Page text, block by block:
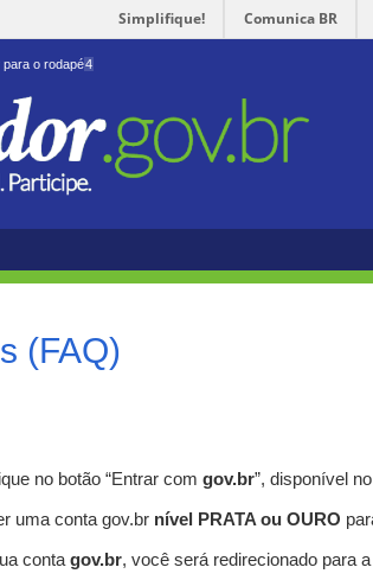
Simplifique! Comunica BR
para o rodapé4
(FAQ)
no botão “Entrar com gov.br”, disponível
uma conta gov.br nível PRATA ou OURO
conta gov.br, você será redirecionado para